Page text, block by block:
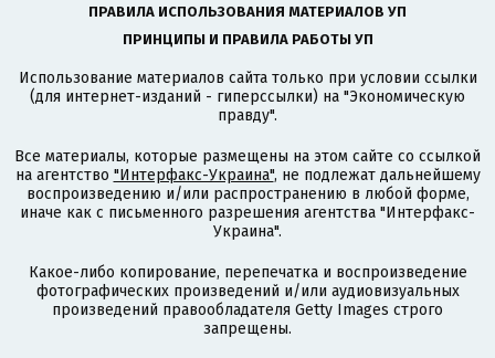
ПРАВИЛА ИСПОЛЬЗОВАНИЯ МАТЕРИАЛОВ УП
ПРИНЦИПЫ И ПРАВИЛА РАБОТЫ УП
Использование материалов сайта только при условии ссылки
(для интернет-изданий - гиперссылки) на "Экономическую
правду".
Все материалы, которые размещены на этом сайте со ссылкой
на агентство "Интерфакс-Украина", не подлежат дальнейшему
воспроизведению и/или распространению в любой форме,
иначе как с письменного разрешения агентства "Интерфакс-
Украина".
Какое-либо копирование, перепечатка и воспроизведение
фотографических произведений и/или аудиовизуальных
произведений правообладателя Getty Images строго
запрещены.